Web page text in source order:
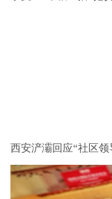
西安浐灞回应“社区